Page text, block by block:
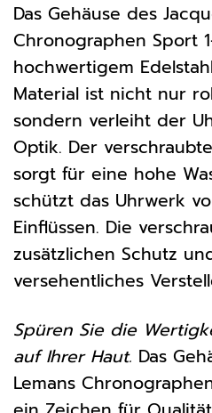
Das Gehäuse des
Chronographen Sport
hochwertigem
Material ist nicht nur
sondern verleiht der
Optik. Der
sorgt für eine hohe
schützt das Uhrwerk
Einflüssen. Die
zusätzlichen Schutz
versehentliches
Spüren Sie die
auf Ihrer Haut. Das
Lemans